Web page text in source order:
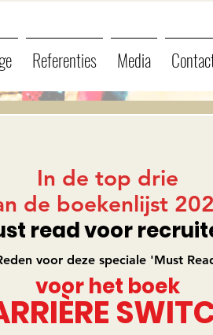
Referenties Media
In de top drie
de boekenlijst
read voor
voor deze speciale 'Must
voor het boek